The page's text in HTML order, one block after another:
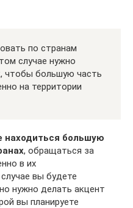
по странам
случае нужно
чтобы большую часть
на территории
находиться большую
, обращаться за
в их
вы будете
нужно делать акцент
вы планируете